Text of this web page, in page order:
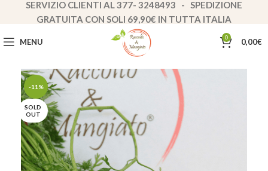
MENU 0 0,00€
-11%
SOLD
OUT
SERVIZIO CLIENTI AL 377- 3248493 - SPEDIZIONE
GRATUITA CON SOLI 69,90€ IN TUTTA ITALIA